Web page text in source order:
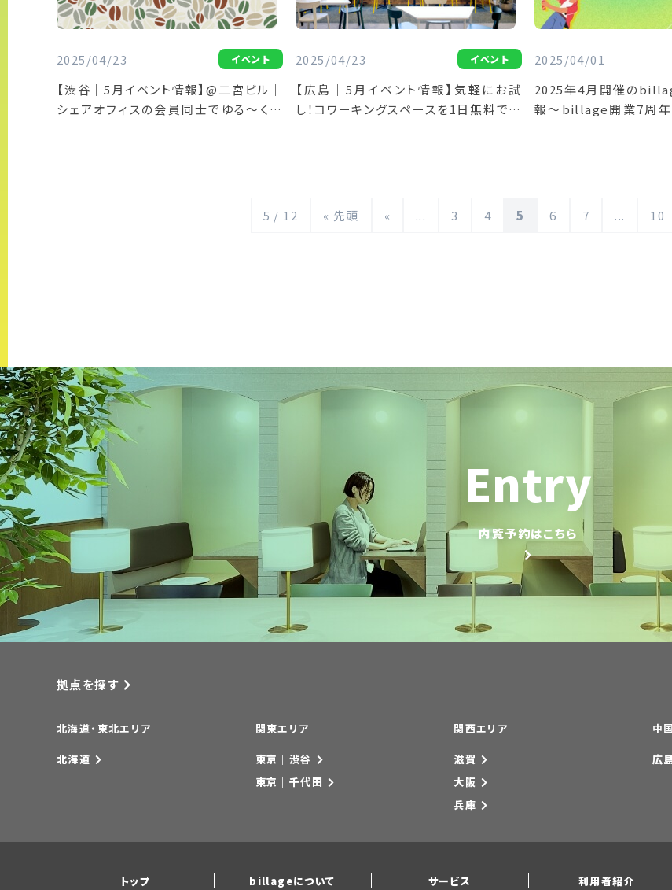
2025/04/23 イベント
【渋谷｜5月イベント情報】@二宮ビル｜
シェアオフィスの会員同士でゆる～く交
2025/04/23 イベント
【広島｜5月イベント情報】気軽にお試
し！コワーキングスペースを1日無料で開
2025/04/01
2025年4月開催の
報～billage開業7周年
5 / 12 « 先頭 « ... 3 4 5 6 7 ... 10
Entry
内覧予約はこちら
拠点を探す
北海道・東北エリア
北海道
関東エリア
東京｜渋谷
東京｜千代田
関西エリア
滋賀
大阪
兵庫
中
広
トップ billageについて サービス 利用者紹介